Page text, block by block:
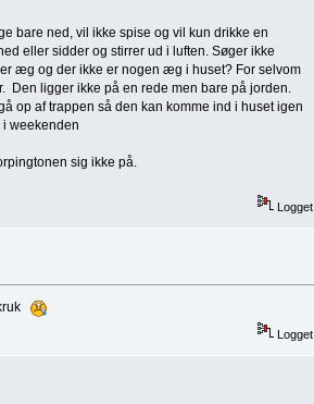
bare ned, vil ikke spise og vil kun drikke en
eller sidder og stirrer ud i luften. Søger ikke
æg og der ikke er nogen æg i huset? For selvom
Den ligger ikke på en rede men bare på jorden.
op af trappen så den kan komme ind i huset igen
weekenden
sig ikke på.
Logget
Logget